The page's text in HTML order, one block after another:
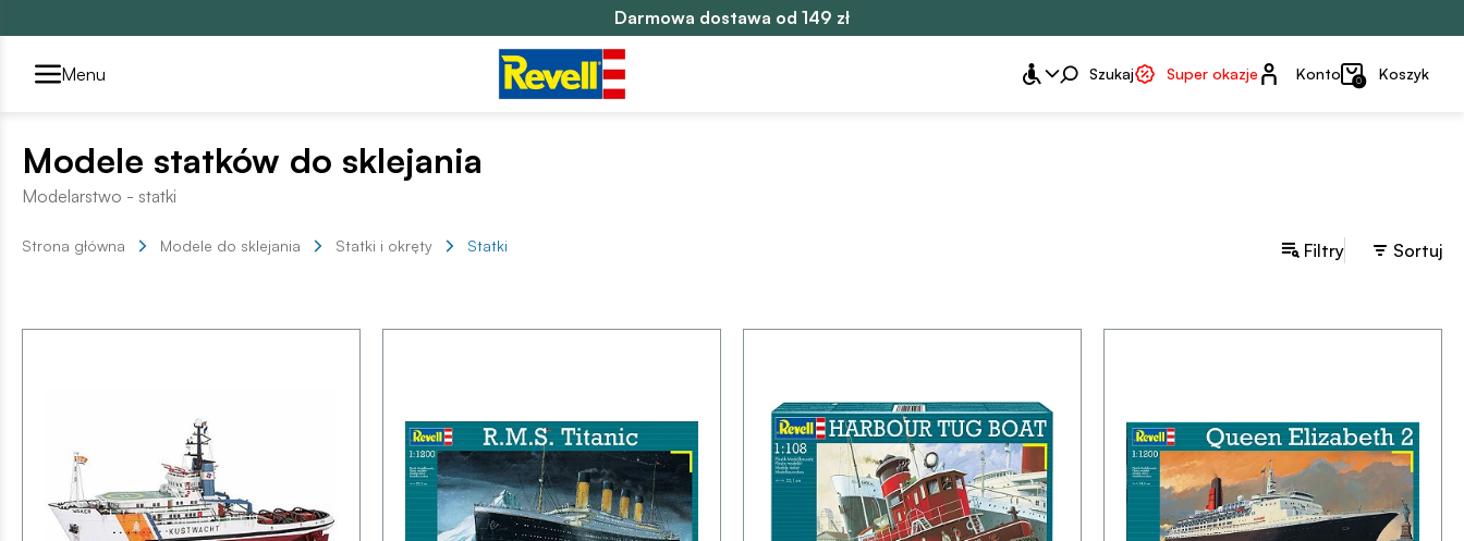
Darmowa dostawa od 149 zł
Przełącznik segmentów2
Menu Szukaj Super okazje Konto
Konto 0 Koszyk
Modele statków do sklejania
Modelarstwo - statki
Strona główna Modele do sklejania Statki i okręty Statki Filtry Sortuj